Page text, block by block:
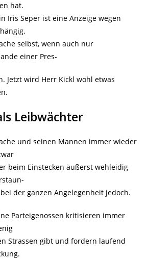
hat.
Iris Seper ist eine Anzeige wegen
selbst, wenn auch nur
einer Pres-
Jetzt wird Herr Kickl wohl etwas
Leibwächter
und seinen Mannen immer wieder
beim Einstecken äußerst wehleidig
der ganzen Angelegenheit jedoch.
Parteigenossen kritisieren immer
Strassen gibt und fordern laufend